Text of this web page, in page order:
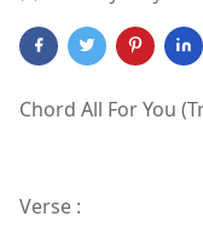
Chord All For You
Verse :